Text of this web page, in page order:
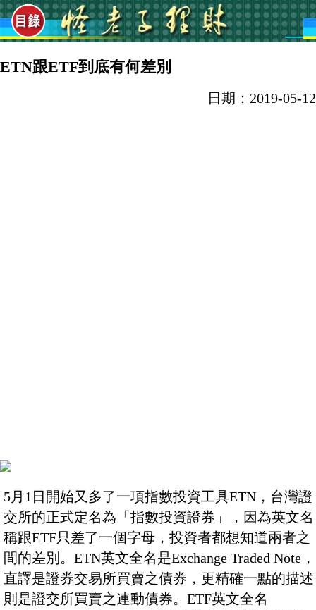
ETN跟ETF到底有何差別
日期：2019-05-12
5月1日開始又多了一項指數投資工具ETN，台灣證
交所的正式定名為「指數投資證券」，因為英文名
稱跟ETF只差了一個字母，投資者都想知道兩者之
間的差別。ETN英文全名是Exchange Traded Note，
直譯是證券交易所買賣之債券，更精確一點的描述
則是證交所買賣之連動債券。ETF英文全名